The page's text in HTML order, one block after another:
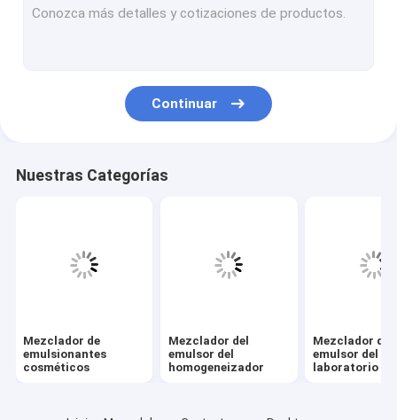
Máquinas de proceso farmacéuticas
Máquina de la planta de agua del RO
El tanque de almacenamiento farmacéutico
Continuar
Nuestras Categorías
Mezclador de
emulsionantes
cosméticos
Mezclador del
emulsor del
homogeneizador
Mezclador del
emulsor del
laboratorio